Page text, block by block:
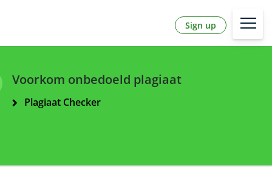
Sign up
Voorkom onbedoeld plagiaat
Plagiaat Checker